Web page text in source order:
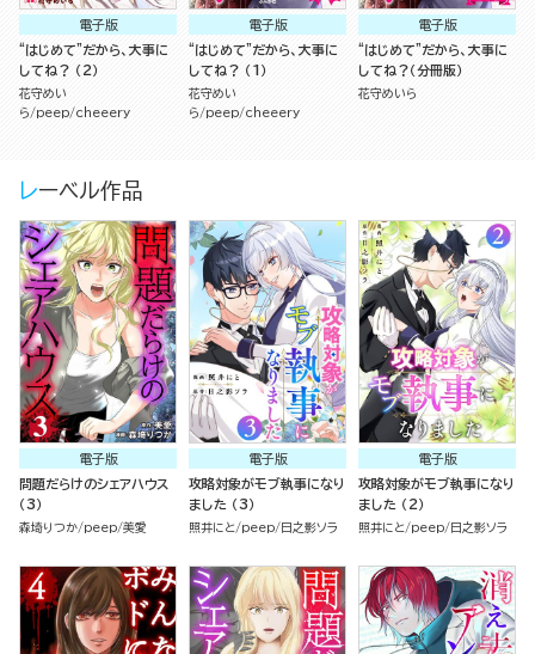
電子版
“はじめて”だから、大事に
してね？ （2）
花守めい
ら
peep cheeery
電子版
“はじめて”だから、大事に
してね？ （1）
花守めい
ら
peep cheeery
電子版
“はじめて”だから、大事に
してね？（分冊版）
花守めいら
レーベル作品
電子版
問題だらけのシェアハウス
（3）
森埼りつか peep 美愛
電子版
攻略対象がモブ執事になり
ました （3）
照井にと peep 日之影ソラ
電子版
攻略対象がモブ執事になり
ました （2）
照井にと peep 日之影ソラ